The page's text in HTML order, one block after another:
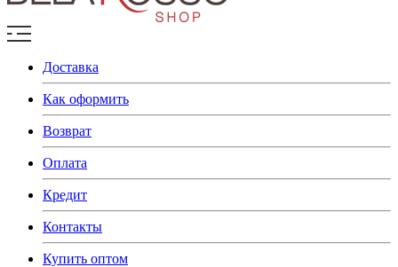
Доставка
Как оформить
Возврат
Оплата
Кредит
Контакты
Купить оптом